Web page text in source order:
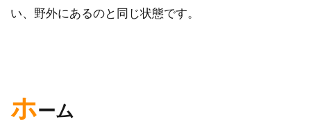
い、野外にあるのと同じ状態です。
ホーム